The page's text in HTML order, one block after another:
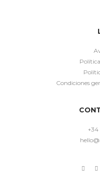
Condiciones
+34